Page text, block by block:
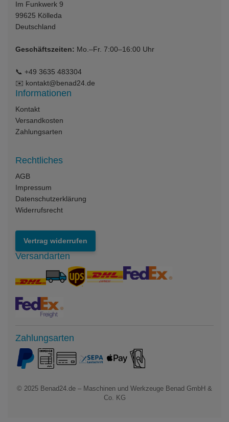
Im Funkwerk 9
99625 Kölleda
Deutschland
Geschäftszeiten: Mo.–Fr. 7:00–16:00 Uhr
📞 +49 3635 483304
✉️ kontakt@benad24.de
Informationen
Kontakt
Versandkosten
Zahlungsarten
Rechtliches
AGB
Impressum
Datenschutzerklärung
Widerrufsrecht
Vertrag widerrufen
Versandarten
Zahlungsarten
© 2025 Benad24.de – Maschinen und Werkzeuge Benad GmbH &
Co. KG